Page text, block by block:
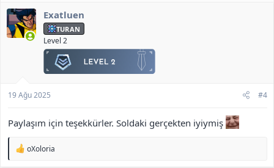
l
e
r
:
Exatluen
TURAN
Level 2
19 Ağu 2025 #4
Paylaşım için teşekkürler. Soldaki gerçekten iyiymiş
T
oXoloria